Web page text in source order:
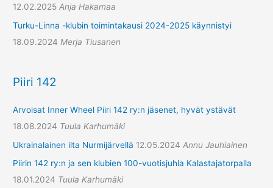
12.02.2025 Anja Hakamaa
Turku-Linna -klubin toimintakausi 2024-2025 käynnistyi
18.09.2024 Merja Tiusanen
Piiri 142
Arvoisat Inner Wheel Piiri 142 ry:n jäsenet, hyvät ystävät
18.08.2024 Tuula Karhumäki
Ukrainalainen ilta Nurmijärvellä 12.05.2024 Annu Jauhiainen
Piirin 142 ry:n ja sen klubien 100-vuotisjuhla Kalastajatorpalla
18.01.2024 Tuula Karhumäki